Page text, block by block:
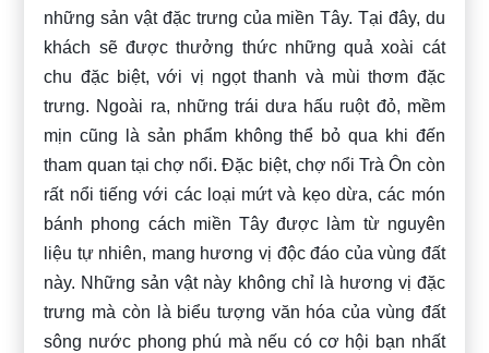
những sản vật đặc trưng của miền Tây. Tại đây, du
khách sẽ được thưởng thức những quả xoài cát
chu đặc biệt, với vị ngọt thanh và mùi thơm đặc
trưng. Ngoài ra, những trái dưa hấu ruột đỏ, mềm
mịn cũng là sản phẩm không thể bỏ qua khi đến
tham quan tại chợ nổi. Đặc biệt, chợ nổi Trà Ôn còn
rất nổi tiếng với các loại mứt và kẹo dừa, các món
bánh phong cách miền Tây được làm từ nguyên
liệu tự nhiên, mang hương vị độc đáo của vùng đất
này. Những sản vật này không chỉ là hương vị đặc
trưng mà còn là biểu tượng văn hóa của vùng đất
sông nước phong phú mà nếu có cơ hội bạn nhất